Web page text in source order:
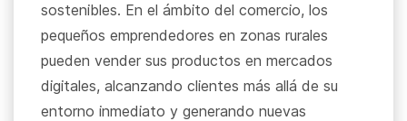
sostenibles. En el ámbito del comercio, los
pequeños emprendedores en zonas rurales
pueden vender sus productos en mercados
digitales, alcanzando clientes más allá de su
entorno inmediato y generando nuevas